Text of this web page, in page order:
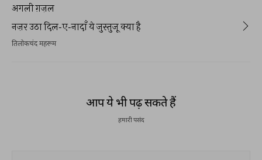
अगली ग़ज़ल
नज़र उठा दिल-ए-नादाँ ये जुस्तुजू क्या है
तिलोकचंद महरूम
आप ये भी पढ़ सकते हैं
हमारी पसंद